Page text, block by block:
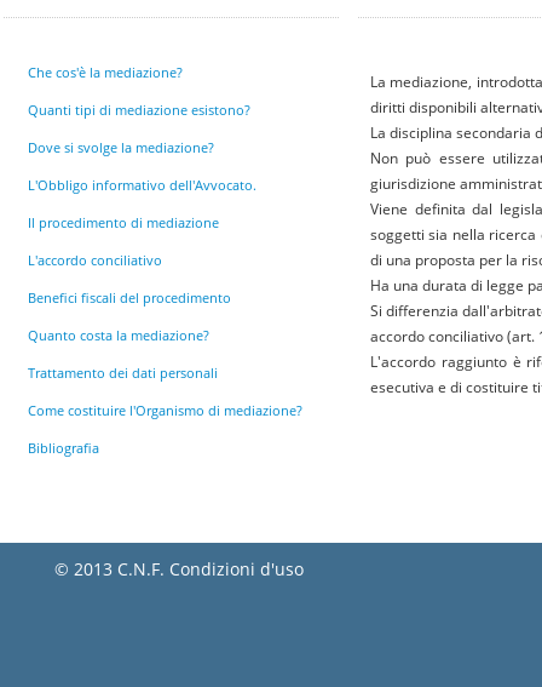
Che cos'è la mediazione?
Quanti tipi di mediazione esistono?
Dove si svolge la mediazione?
L'Obbligo informativo dell'Avvocato.
Il procedimento di mediazione
L'accordo conciliativo
Benefici fiscali del procedimento
Quanto costa la mediazione?
Trattamento dei dati personali
Come costituire l'Organismo di mediazione?
Bibliografia
La mediazione,
diritti disponibili
La disciplina secondaria
Non può essere
giurisdizione
Viene definita dal
soggetti sia nella
di una proposta per la
Ha una durata di legge
Si differenzia
accordo conciliativo (art.
L'accordo raggiunto è
esecutiva e di costituire
© 2013 C.N.F. Condizioni d'uso